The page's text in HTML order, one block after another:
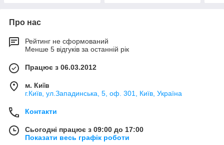
Про нас
Рейтинг не сформований
Менше 5 відгуків за останній рік
Працює з 06.03.2012
м. Київ
г.Київ, ул.Западинська, 5, оф. 301, Київ, Україна
Контакти
Сьогодні працює з 09:00 до 17:00
Показати весь графік роботи